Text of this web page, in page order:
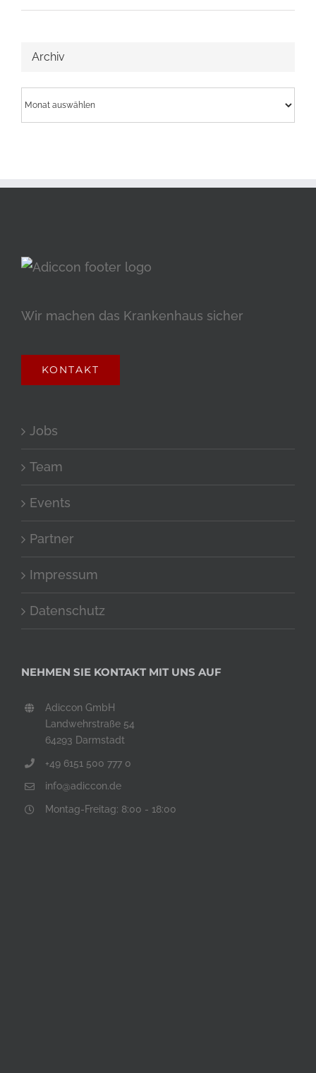
Archiv
Wir machen das Krankenhaus sicher
KONTAKT
Jobs
Team
Events
Partner
Impressum
Datenschutz
NEHMEN SIE KONTAKT MIT UNS AUF
Adiccon GmbH
Landwehrstraße 54
64293 Darmstadt
+49 6151 500 777 0
info@adiccon.de
Montag-Freitag: 8:00 - 18:00